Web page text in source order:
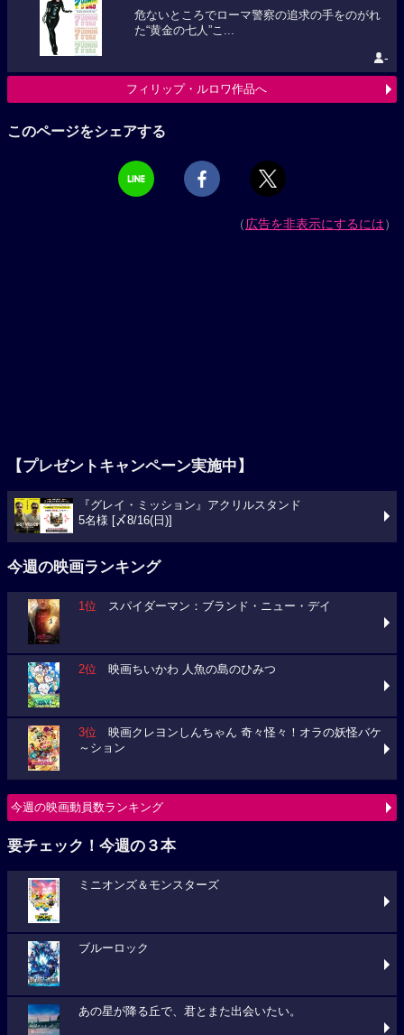
危ないところでローマ警察の追求の手をのがれ
た“黄金の七人”こ...
-
フィリップ・ルロワ作品へ
このページをシェアする
（広告を非表示にするには）
【プレゼントキャンペーン実施中】
『グレイ・ミッション』アクリルスタンド
5名様 [〆8/16(日)]
今週の映画ランキング
1位 スパイダーマン：ブランド・ニュー・デイ
2位 映画ちいかわ 人魚の島のひみつ
3位 映画クレヨンしんちゃん 奇々怪々！オラの妖怪バケ
～ション
今週の映画動員数ランキング
要チェック！今週の３本
ミニオンズ＆モンスターズ
ブルーロック
あの星が降る丘で、君とまた出会いたい。